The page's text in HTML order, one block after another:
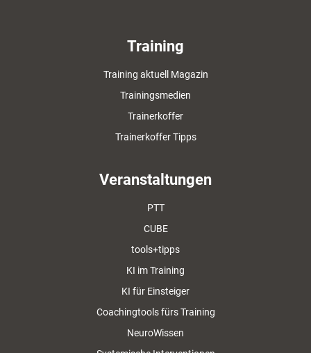
Training
Training aktuell Magazin
Trainingsmedien
Trainerkoffer
Trainerkoffer Tipps
Veranstaltungen
PTT
CUBE
tools+tipps
KI im Training
KI für Einsteiger
Coachingtools fürs Training
NeuroWissen